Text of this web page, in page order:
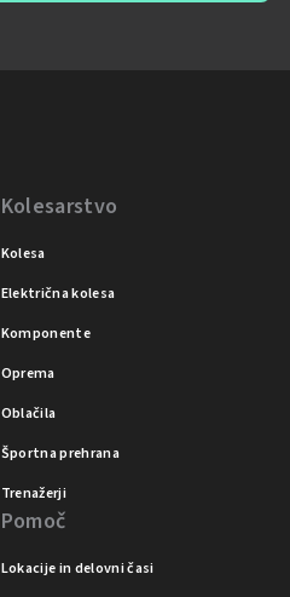
Kolesarstvo
Kolesa
Električna kolesa
Komponente
Oprema
Oblačila
Športna prehrana
Trenažerji
Pomoč
Lokacije in delovni časi